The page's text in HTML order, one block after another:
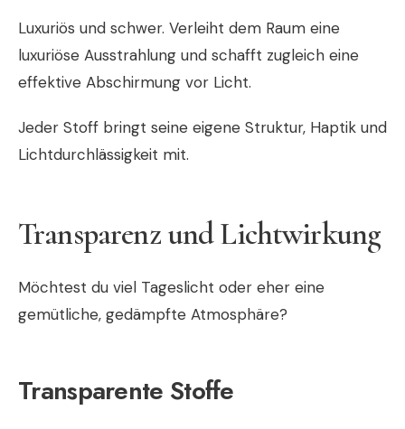
Luxuriös und schwer. Verleiht dem Raum eine
luxuriöse Ausstrahlung und schafft zugleich eine
effektive Abschirmung vor Licht.
Jeder Stoff bringt seine eigene Struktur, Haptik und
Lichtdurchlässigkeit mit.
Transparenz und Lichtwirkung
Möchtest du viel Tageslicht oder eher eine
gemütliche, gedämpfte Atmosphäre?
Transparente Stoffe